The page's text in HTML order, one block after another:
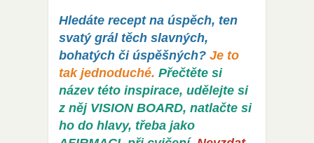
Hledáte recept na úspěch, ten
svatý grál těch slavných,
bohatých či úspěšných? Je to
tak jednoduché. Přečtěte si
název této inspirace, udělejte si
z něj VISION BOARD, natlačte si
ho do hlavy, třeba jako